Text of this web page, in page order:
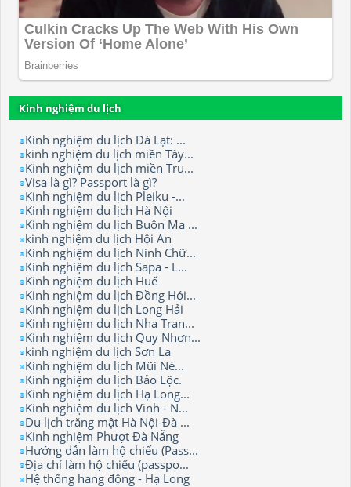
Kinh nghiệm du lịch
Kinh nghiệm du lịch Đà Lạt: ...
kinh nghiệm du lịch miền Tây...
Kinh nghiệm du lịch miền Tru...
Visa là gì? Passport là gì?
Kinh nghiệm du lịch Pleiku -...
Kinh nghiệm du lịch Hà Nội
Kinh nghiệm du lịch Buôn Ma ...
kinh nghiệm du lịch Hội An
Kinh nghiệm du lịch Ninh Chữ...
Kinh nghiệm du lịch Sapa - L...
Kinh nghiệm du lịch Huế
Kinh nghiệm du lịch Đồng Hới...
Kinh nghiệm du lịch Long Hải
Kinh nghiệm du lịch Nha Tran...
Kinh nghiệm du lịch Quy Nhơn...
kinh nghiệm du lịch Sơn La
Kinh nghiệm du lịch Mũi Né...
Kinh nghiệm du lịch Bảo Lộc.
Kinh nghiệm du lịch Hạ Long...
Kinh nghiệm du lịch Vinh - N...
Du lịch trăng mật Hà Nội-Đà ...
Kinh nghiệm Phượt Đà Nẵng
Hướng dẫn làm hộ chiếu (Pass...
Địa chỉ làm hộ chiếu (passpo...
Hệ thống hang động - Hạ Long